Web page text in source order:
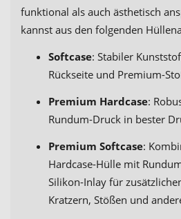
funktional als auch ästhetisch
kannst aus den folgenden
Softcase: Stabiler
Rückseite und Premium-
Premium Hardcase:
Rundum-Druck in bester
Premium Softcase:
Hardcase-Hülle mit
Silikon-Inlay für
Kratzern, Stößen und